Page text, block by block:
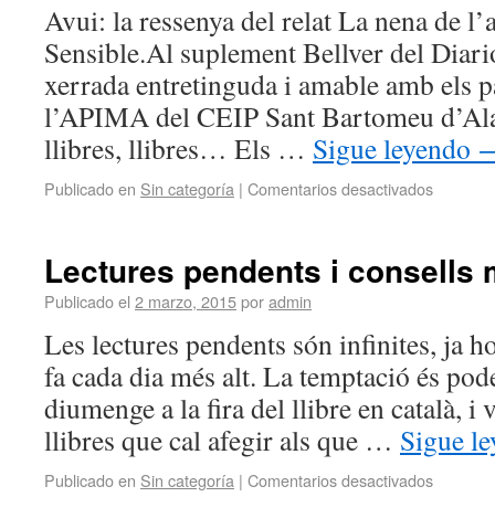
Avui: la ressenya del relat La nena de
Sensible.Al suplement Bellver del
xerrada entretinguda i amable amb els
l’APIMA del CEIP Sant Bartomeu
llibres, llibres… Els … Sigue leyendo
Publicado en Sin categoría | Comentarios desactivados
Lectures pendents i consells
Publicado el 2 marzo, 2015poradmin
Les lectures pendents són infinites, ja
fa cada dia més alt. La temptació és
diumenge a la fira del llibre en català, i
llibres que cal afegir als que … Sigue
Publicado en Sin categoría | Comentarios desactivados